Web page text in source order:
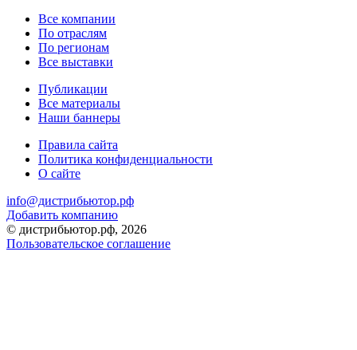
Все компании
По отраслям
По регионам
Все выставки
Публикации
Все материалы
Наши баннеры
Правила сайта
Политика конфиденциальности
О сайте
info@дистрибьютор.рф
Добавить компанию
© дистрибьютор.рф, 2026
Пользовательское соглашение